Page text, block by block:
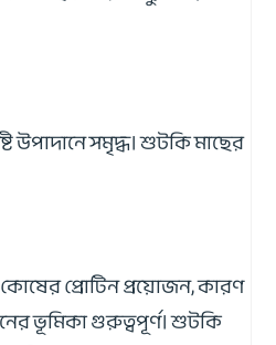
উপাদানে সমৃদ্ধ। শুটকি মাছের
প্রোটিন প্রয়োজন, কারণ
ভূমিকা গুরুত্বপূর্ণ। শুটকি